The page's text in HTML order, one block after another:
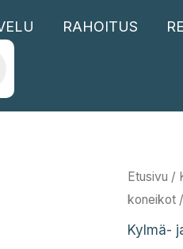
RAHOITUS
Etusivu /
koneikot
Kylmä-